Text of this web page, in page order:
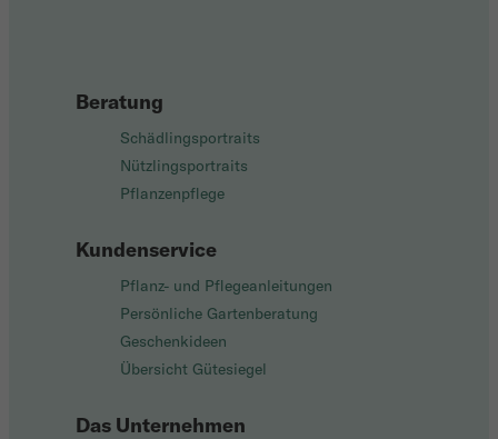
Beratung
Schädlingsportraits
Nützlingsportraits
Pflanzenpflege
Kundenservice
Pflanz- und Pflegeanleitungen
Persönliche Gartenberatung
Geschenkideen
Übersicht Gütesiegel
Das Unternehmen